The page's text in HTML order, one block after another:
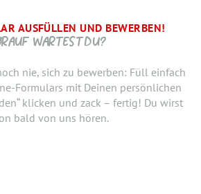
AUSFÜLLEN UND BEWERBEN!
WARTEST DU?
nie, sich zu bewerben: Füll einfach
Formulars mit Deinen persönlichen
klicken und zack – fertig! Du wirst
bald von uns hören.
BRAUCHEN WIR NOCH ...
SCHRITT.
anzutreten. Du möchtest Deiner
einen Lebenslauf oder ein anderes
Hier kannst Du es hochladen.
UNS AUF DICH UND MELDEN UNS